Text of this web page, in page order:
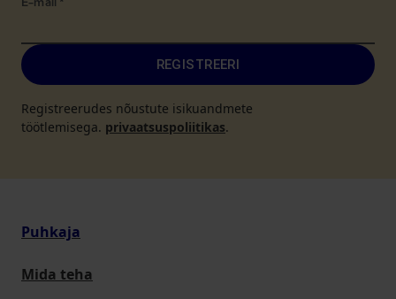
E-mail *
REGISTREERI
Registreerudes nõustute isikuandmete
töötlemisega. privaatsuspoliitikas.
Puhkaja
Mida teha